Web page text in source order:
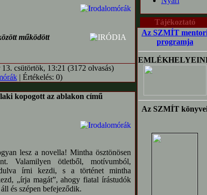
működött
csütörtök, 13:21 (3172 olvasás)
| Értékelés: 0)
kopogott az ablakon című
lesz a novella! Mintha ösztönösen
Valamilyen ötletből, motívumból,
írni kezdi, s a történet mintha
„írja magát”, ahogy fiatal írástudók
és szépen befejeződik.
Tájékoztató
Az SZMÍT
programja
Az SZMÍT